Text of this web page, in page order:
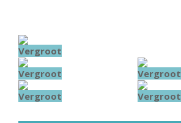
Vergroot
Vergroot
Vergroot
Vergroot
Vergroot